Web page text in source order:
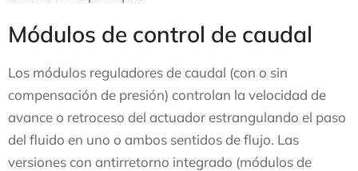
Módulos de control de caudal
Los módulos reguladores de caudal (con o sin
compensación de presión) controlan la velocidad de
avance o retroceso del actuador estrangulando el paso
del fluido en uno o ambos sentidos de flujo. Las
versiones con antirretorno integrado (módulos de